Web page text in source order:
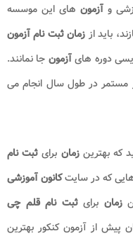
وآزمون های این موسسه
باید از زمان ثبت نام آزمون
دوره هایآزمون جا نمانند.
مستمر در طول سال انجام می
که بهترینزمان برایثبت نام
که در سایتکانون آموزشی
زمان برایثبت نام قلم چی
پیش از آزمون کنکور بهترین